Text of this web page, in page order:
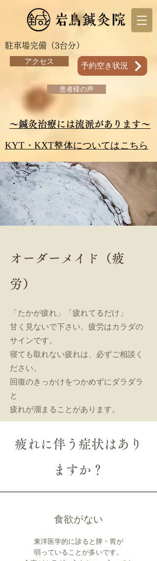
駐車場完備（3台分）
アクセス
予約空き状況
患者様の声
～鍼灸治療には流派があります～
KYT・KXT整体についてはこちら
オーダーメイド（疲
労）
「たかが疲れ」「疲れてるだけ」
甘く見ないで下さい、疲労はカラダの
サインです。
寝ても取れない疲れは、必ずご相談く
ださい。
回復のきっかけをつかめずにダラダラ
と
​疲れが溜まることがあります。
疲れに伴う症状はあり
ますか？
食欲がない
東洋医学的に診ると脾・胃が
弱っていることが多いです。